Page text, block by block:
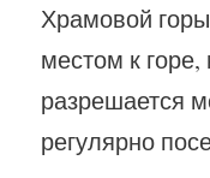
Храмовой
местом к
разрешается
регулярно